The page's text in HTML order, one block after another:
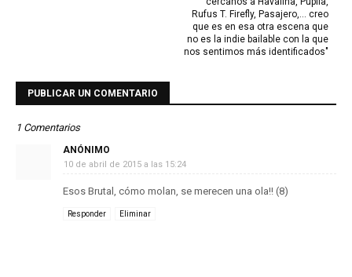
Rufus T. Firefly, Pasajero,... creo
que es en esa otra escena que
no es la indie bailable con la que
nos sentimos más identificados"
PUBLICAR UN COMENTARIO
1 Comentarios
ANÓNIMO
10 de abril de 2015 a las 15:24
Esos Brutal, cómo molan, se merecen una ola!! (8)
Responder Eliminar